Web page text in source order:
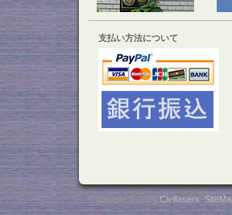
支払い方法について
Copyright © 2026 Civillasers .